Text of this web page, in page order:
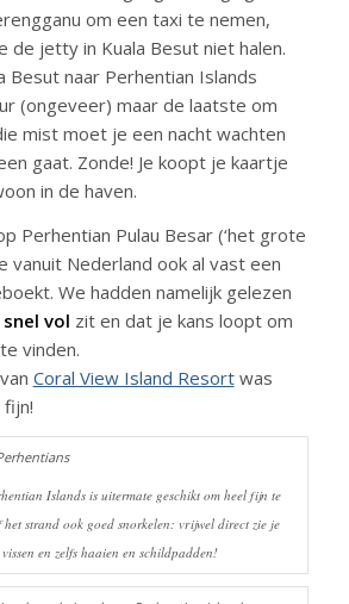
om een taxi te nemen,
de jetty in Kuala Besut niet halen.
Besut naar Perhentian Islands
(ongeveer) maar de laatste om
mist moet je een nacht wachten
gaat. Zonde! Je koopt je kaartje
in de haven.
Perhentian Pulau Besar (‘het grote
vanuit Nederland ook al vast een
We hadden namelijk gelezen
vol zit en dat je kans loopt om
vinden.
Coral View Island Resortwas
fijn!
Islands is uitermate geschikt om heel fijn te
strand ook goed snorkelen: vrijwel direct zie je
en zelfs haaien en schildpadden!